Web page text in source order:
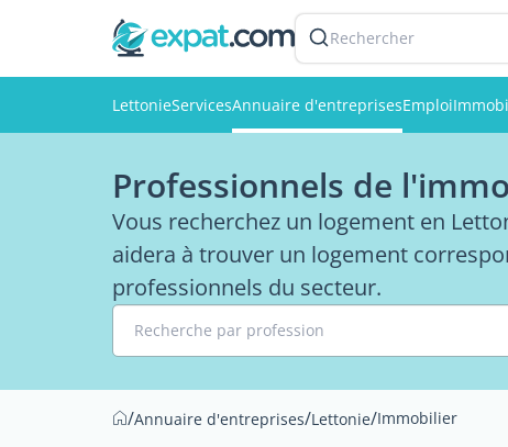
Rechercher
LettonieServicesAnnuaire d'entreprisesEmploi
Professionnels de
Vous recherchez un logement en
aidera à trouver un logement
professionnels du secteur.
Recherche par profession
/Annuaire d'entreprises/Lettonie/Immobilier